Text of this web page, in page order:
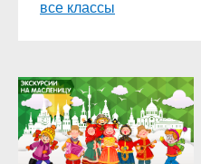
9 класс
все классы